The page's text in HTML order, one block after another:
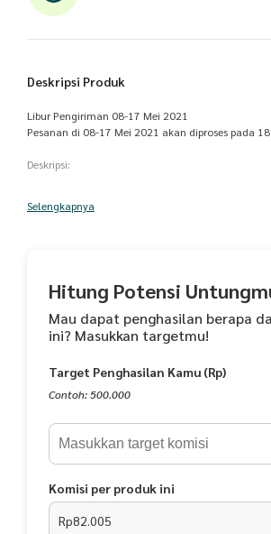
Deskripsi Produk
Libur Pengiriman 08-17 Mei 2021
Pesanan di 08-17 Mei 2021 akan diproses pada
Deskripsi:
bisa sebagai Murottal Quran, bisa sebagai
1. Audio Qur'an Jernih 30 Juz Qori Pilihan
2. Beragam Kajian dan Ilmu Seputar Islam
4. Support Headset
5. Radio FM (tanpa internet)
7. Powerbank (bisa mengecas batere hp)
8.Sudah Termasuk SD Card 8 GB
Kalo berkurang baterainya biasanya baloknya juga
Selengkapnya
Hitung Potensi
Mau dapat penghasilan berapa
ini? Masukkan targetmu!
Target Penghasilan Kamu (Rp)
Contoh: 500.000
Komisi per produk ini
Rp82.005